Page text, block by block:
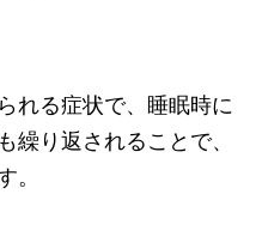
れる症状で、睡眠時に
繰り返されることで、
。